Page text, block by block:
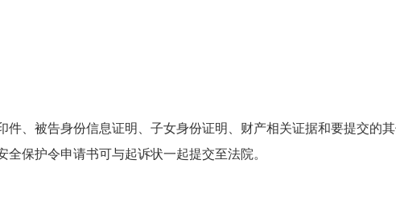
件、被告身份信息证明、子女身份证明、财产相关证据和要提交的其
全保护令申请书可与起诉状一起提交至法院。